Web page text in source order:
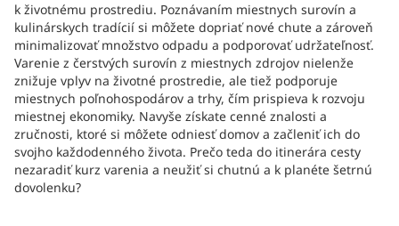
k životnému prostrediu. Poznávaním miestnych surovín a
kulinárskych tradícií si môžete dopriať nové chute a zároveň
minimalizovať množstvo odpadu a podporovať udržateľnosť.
Varenie z čerstvých surovín z miestnych zdrojov nielenže
znižuje vplyv na životné prostredie, ale tiež podporuje
miestnych poľnohospodárov a trhy, čím prispieva k rozvoju
miestnej ekonomiky. Navyše získate cenné znalosti a
zručnosti, ktoré si môžete odniesť domov a začleniť ich do
svojho každodenného života. Prečo teda do itinerára cesty
nezaradiť kurz varenia a neužiť si chutnú a k planéte šetrnú
dovolenku?